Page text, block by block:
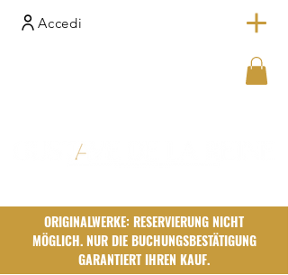
Accedi
ORIGINALWERKE: RESERVIERUNG NICHT
MÖGLICH. NUR DIE BUCHUNGSBESTÄTIGUNG
GARANTIERT IHREN KAUF.